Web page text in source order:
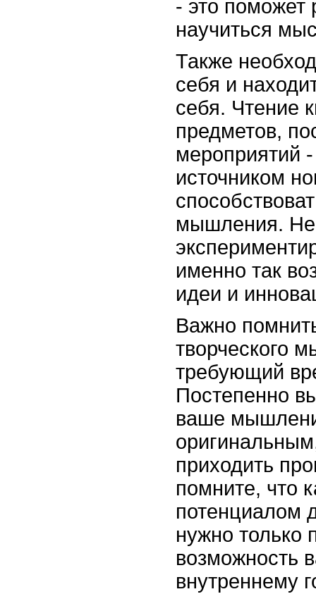
- это поможет
научиться
Также
себя и
себя. Чтение
предметов,
мероприятий
источником
мышления. Не
именно так
идеи и
Важно
творческого
требующий
Постепенно
ваше
приходить
помните, что
потенциалом
нужно только
возможность
внутреннему